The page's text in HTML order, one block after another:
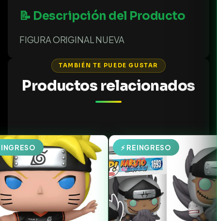
📝 Descripción del Producto
FIGURA ORIGINAL NUEVA
TAMBIÉN TE PUEDE GUSTAR
Productos relacionados
⚡ REINGRESO